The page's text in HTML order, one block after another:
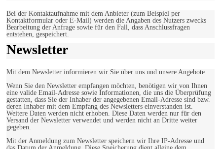
Bei der Kontaktaufnahme mit dem Anbieter (zum Beispiel per
Kontaktformular oder E-Mail) werden die Angaben des Nutzers zwecks
Bearbeitung der Anfrage sowie für den Fall, dass Anschlussfragen
entstehen, gespeichert.
Newsletter
Mit dem Newsletter informieren wir Sie über uns und unsere Angebote.
Wenn Sie den Newsletter empfangen möchten, benötigen wir von Ihnen
eine valide Email-Adresse sowie Informationen, die uns die Überprüfung
gestatten, dass Sie der Inhaber der angegebenen Email-Adresse sind bzw.
deren Inhaber mit dem Empfang des Newsletters einverstanden ist.
Weitere Daten werden nicht erhoben. Diese Daten werden nur für den
Versand der Newsletter verwendet und werden nicht an Dritte weiter
gegeben.
Mit der Anmeldung zum Newsletter speichern wir Ihre IP-Adresse und